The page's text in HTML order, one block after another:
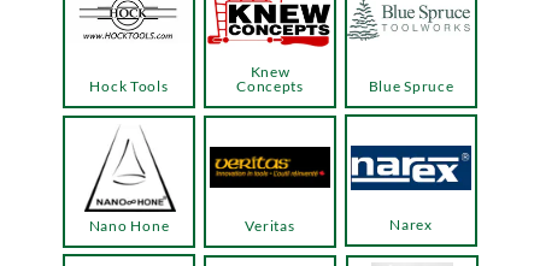
Hock Tools
Knew
Concepts
Blue Spruce
Narex
Veritas
Nano Hone